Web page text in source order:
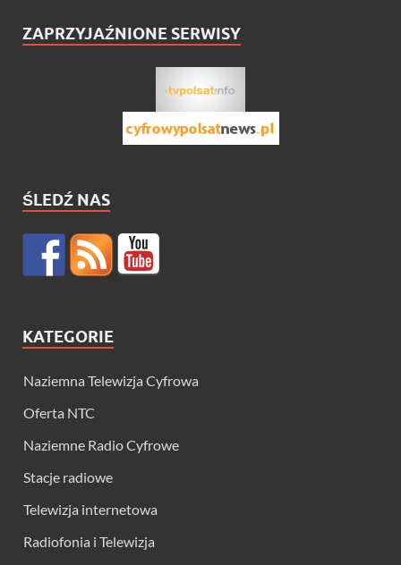
ZAPRZYJAŹNIONE SERWISY
ŚLEDŹ NAS
KATEGORIE
Naziemna Telewizja Cyfrowa
Oferta NTC
Naziemne Radio Cyfrowe
Stacje radiowe
Telewizja internetowa
Radiofonia i Telewizja